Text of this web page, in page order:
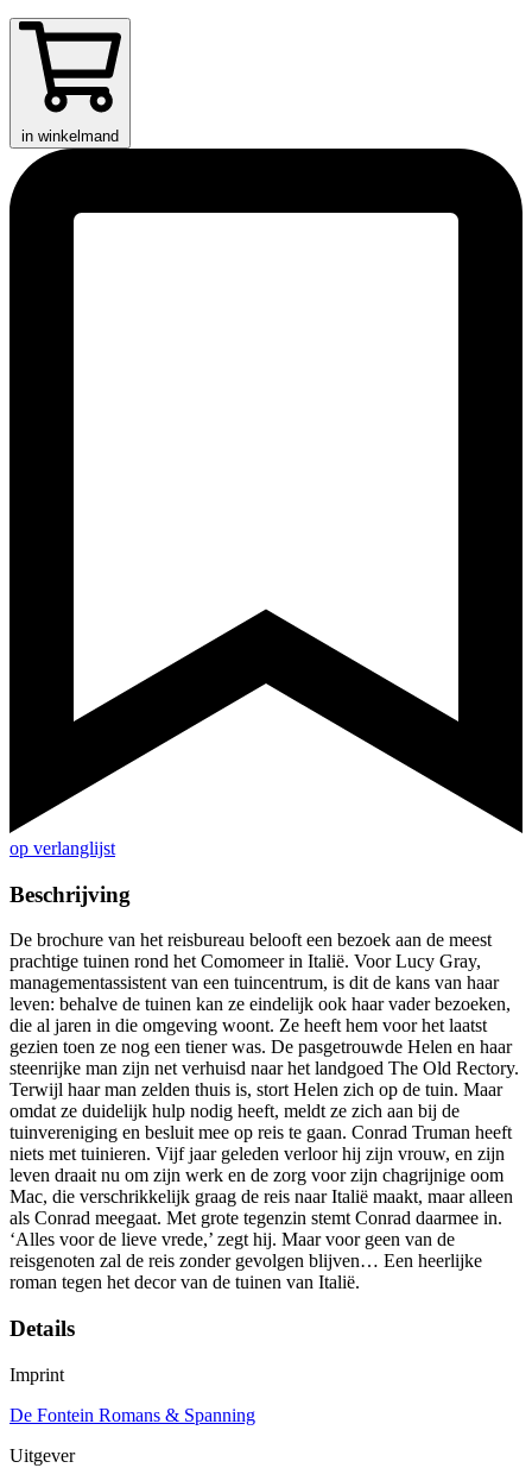
in winkelmand
op verlanglijst
Beschrijving
De brochure van het reisbureau belooft een bezoek aan de meest
prachtige tuinen rond het Comomeer in Italië. Voor Lucy Gray,
managementassistent van een tuincentrum, is dit de kans van haar
leven: behalve de tuinen kan ze eindelijk ook haar vader bezoeken,
die al jaren in die omgeving woont. Ze heeft hem voor het laatst
gezien toen ze nog een tiener was. De pasgetrouwde Helen en haar
steenrijke man zijn net verhuisd naar het landgoed The Old Rectory.
Terwijl haar man zelden thuis is, stort Helen zich op de tuin. Maar
omdat ze duidelijk hulp nodig heeft, meldt ze zich aan bij de
tuinvereniging en besluit mee op reis te gaan. Conrad Truman heeft
niets met tuinieren. Vijf jaar geleden verloor hij zijn vrouw, en zijn
leven draait nu om zijn werk en de zorg voor zijn chagrijnige oom
Mac, die verschrikkelijk graag de reis naar Italië maakt, maar alleen
als Conrad meegaat. Met grote tegenzin stemt Conrad daarmee in.
‘Alles voor de lieve vrede,’ zegt hij. Maar voor geen van de
reisgenoten zal de reis zonder gevolgen blijven… Een heerlijke
roman tegen het decor van de tuinen van Italië.
Details
Imprint
De Fontein Romans & Spanning
Uitgever